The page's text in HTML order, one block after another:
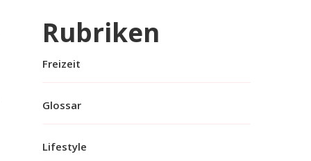
Rubriken
Freizeit
Glossar
Lifestyle